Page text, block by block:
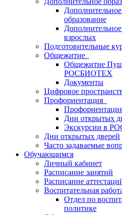
образование
взрослых
Подготовительные
Общежитие
Общежитие
РОСБИОТЕХ
Документы
Цифровое
Профориентация
Дни открытых
Экскурсии в
Дни открытых дверей
Часто задаваемые
Обучающимся
Личный кабинет
Расписание занятий
Расписание
Воспитательная
Отдел по
политике